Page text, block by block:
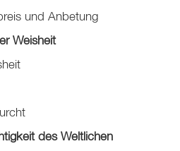
und Anbetung
Weisheit
des Weltlichen